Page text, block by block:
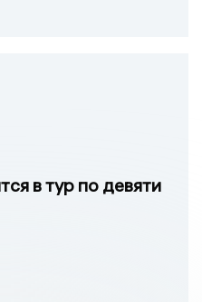
в тур по девяти